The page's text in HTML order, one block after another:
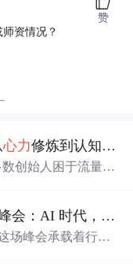
资情况？
赞
心力修炼到认知破局
创始人困于流量技
- 行动迭代 - 破局重
的深层逻辑。
于丹教授将出席创客匠人万人峰会：AI 时代，用传统文化唤醒商业
场峰会承载着行业